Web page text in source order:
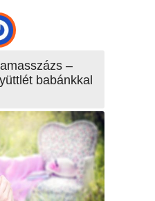
–
babánkkal